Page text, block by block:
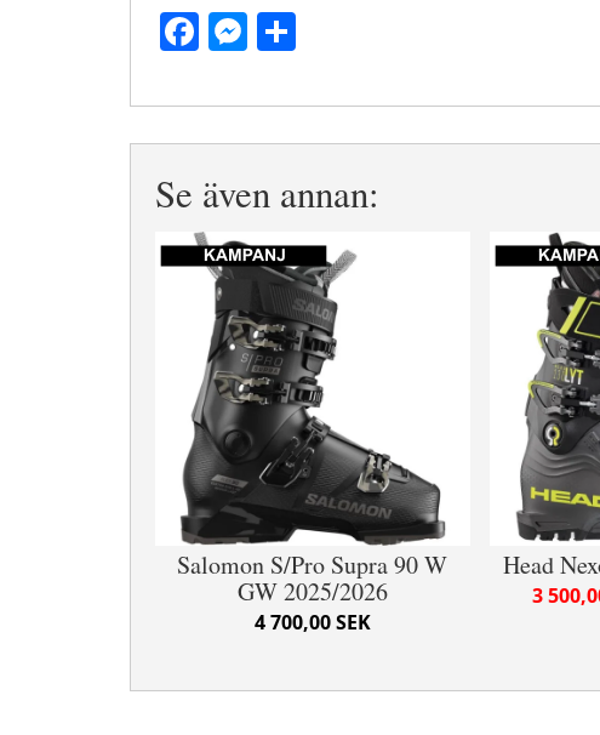
Facebook
Messenger
Se även annan:
Salomon S/Pro Supra 90 W
GW 2025/2026
4 700,00 SEK
Head
3